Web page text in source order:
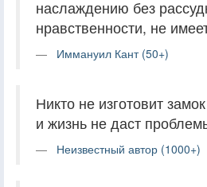
наслаждению без
нравственности, не
Иммануил Кант (50+)
Никто не изготовит
и жизнь не даст
Неизвестный автор (1000+)